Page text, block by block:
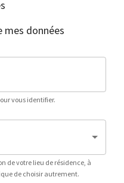
mes données
vous identifier.
de votre lieu de résidence, à
de choisir autrement.